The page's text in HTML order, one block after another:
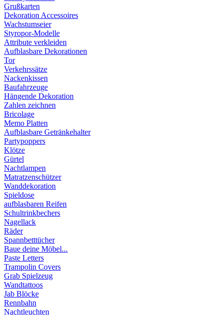
Grußkarten
Dekoration Accessoires
Wachstumseier
Styropor-Modelle
Attribute verkleiden
Aufblasbare Dekorationen
Tor
Verkehrssätze
Nackenkissen
Baufahrzeuge
Hängende Dekoration
Zahlen zeichnen
Bricolage
Memo Platten
Aufblasbare Getränkehalter
Partypoppers
Klötze
Gürtel
Nachtlampen
Matratzenschützer
Wanddekoration
Spieldose
aufblasbaren Reifen
Schultrinkbechers
Nagellack
Räder
Spannbetttücher
Baue deine Möbel...
Paste Letters
Trampolin Covers
Grab Spielzeug
Wandtattoos
Jab Blöcke
Rennbahn
Nachtleuchten